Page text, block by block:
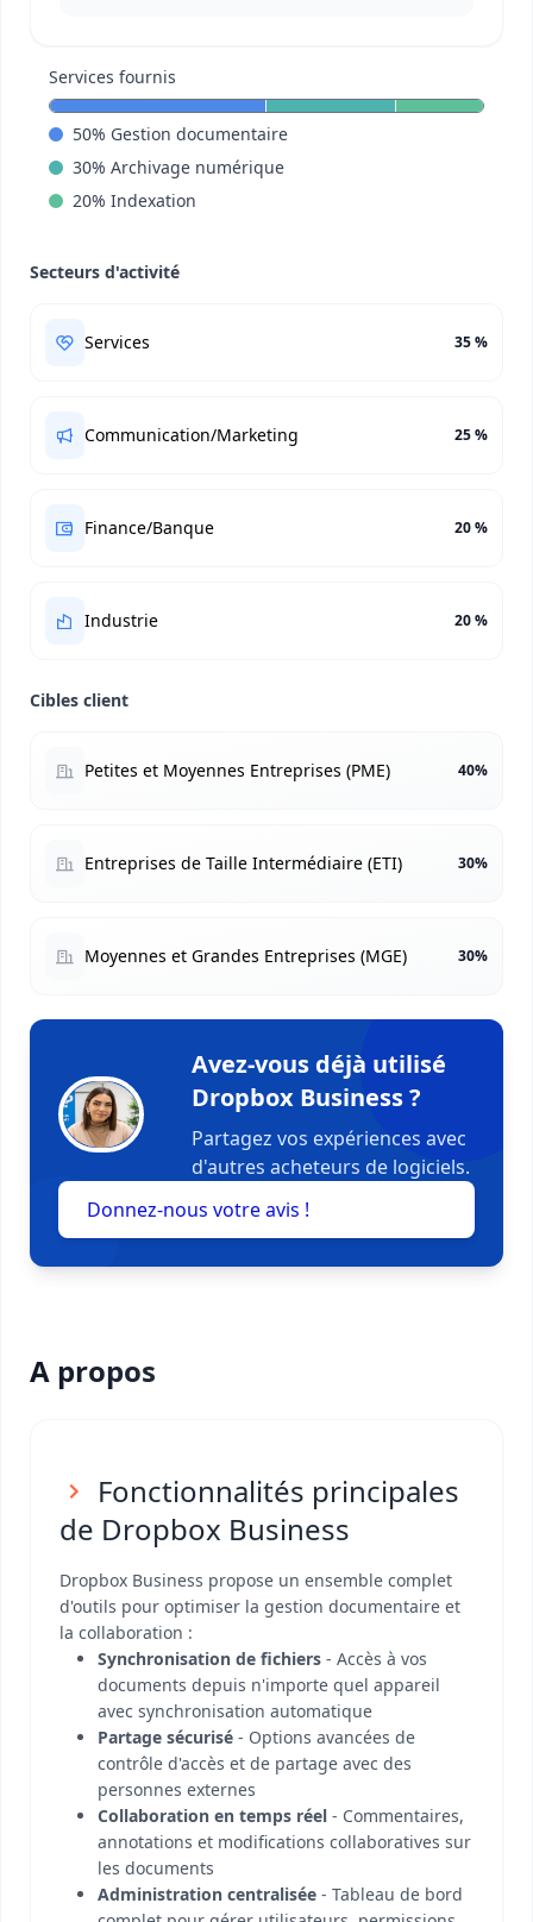
Services fournis
50% Gestion documentaire
30% Archivage numérique
20% Indexation
Secteurs d'activité
Services 35 %
Communication/Marketing 25 %
Finance/Banque 20 %
Industrie 20 %
Cibles client
Petites et Moyennes Entreprises (PME) 40%
Entreprises de Taille Intermédiaire (ETI) 30%
Moyennes et Grandes Entreprises (MGE) 30%
Avez-vous déjà utilisé
Dropbox Business ?
Partagez vos expériences avec
d'autres acheteurs de logiciels.
Donnez-nous votre avis !
A propos
Fonctionnalités principales
de Dropbox Business
Dropbox Business propose un ensemble complet
d'outils pour optimiser la gestion documentaire et
la collaboration :
Synchronisation de fichiers - Accès à vos
documents depuis n'importe quel appareil
avec synchronisation automatique
Partage sécurisé - Options avancées de
contrôle d'accès et de partage avec des
personnes externes
Collaboration en temps réel - Commentaires,
annotations et modifications collaboratives sur
les documents
Administration centralisée - Tableau de bord